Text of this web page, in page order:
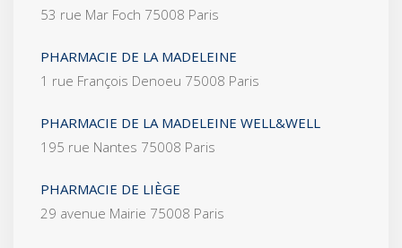
53 rue Mar Foch 75008 Paris
PHARMACIE DE LA MADELEINE
1 rue François Denoeu 75008 Paris
PHARMACIE DE LA MADELEINE WELL&WELL
195 rue Nantes 75008 Paris
PHARMACIE DE LIÈGE
29 avenue Mairie 75008 Paris